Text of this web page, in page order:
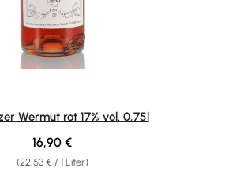
Wermut rot 17% vol. 0,75l
(22,53 € / 1 Liter)
Regulärer Preis:
16,90 €